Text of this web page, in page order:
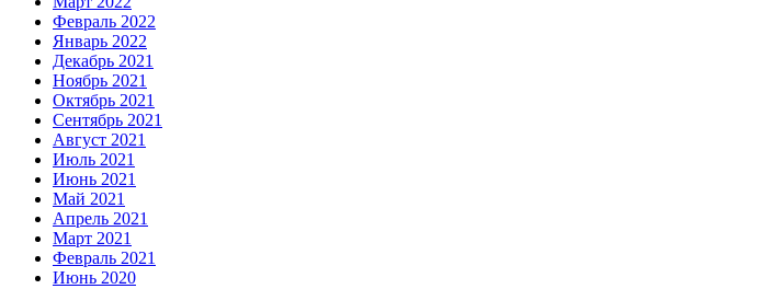
Февраль 2022
Январь 2022
Декабрь 2021
Ноябрь 2021
Октябрь 2021
Сентябрь 2021
Август 2021
Июль 2021
Июнь 2021
Май 2021
Апрель 2021
Март 2021
Февраль 2021
Июнь 2020